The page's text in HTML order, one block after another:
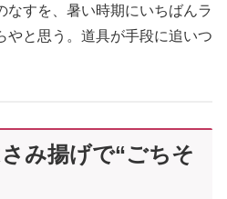
なすを、暑い時期にいちばんラ
やと思う。道具が手段に追いつ
み揚げで“ごちそ